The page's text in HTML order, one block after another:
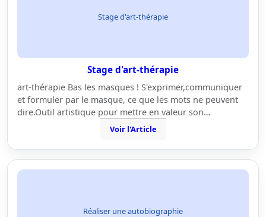
Stage d'art-thérapie
Stage d'art-thérapie
art-thérapie Bas les masques ! S'exprimer,communiquer
et formuler par le masque, ce que les mots ne peuvent
dire.Outil artistique pour mettre en valeur son…
Voir l'Article
Réaliser une autobiographie